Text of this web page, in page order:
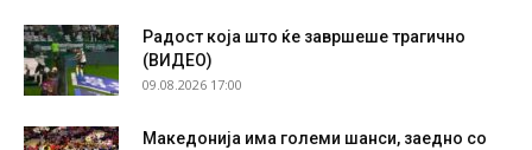
Радост која што ќе завршеше трагично
(ВИДЕО)
09.08.2026 17:00
Македонија има големи шанси, заедно со